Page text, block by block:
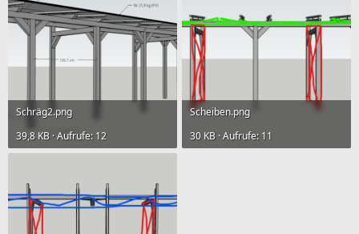
Schräg2.png
39,8 KB · Aufrufe: 12
Scheiben.png
30 KB · Aufrufe: 11